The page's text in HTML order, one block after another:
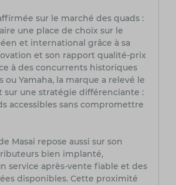
sur le marché des quads :
une place de choix sur le
et international grâce à sa
et son rapport qualité-prix
à des concurrents historiques
ou Yamaha, la marque a relevé le
sur une stratégie différenciante :
accessibles sans compromettre
Masai repose aussi sur son
bien implanté,
service après-vente fiable et des
disponibles. Cette proximité